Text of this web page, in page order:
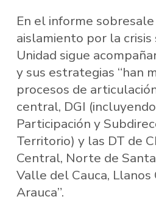
En el informe
aislamiento por la crisis
Unidad sigue
y sus estrategias “han
procesos de
central, DGI
Participación y
Territorio) y las DT de
Central, Norte de
Valle del Cauca,
Arauca”.